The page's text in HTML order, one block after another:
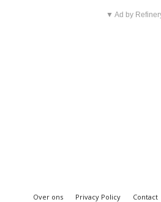
▼ Ad by
Over ons Privacy Policy Contact